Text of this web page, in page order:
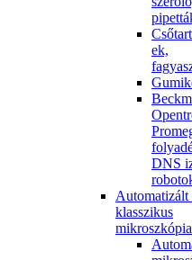
ek,
DNS
Automatizált
klasszikus
mikroszkópia